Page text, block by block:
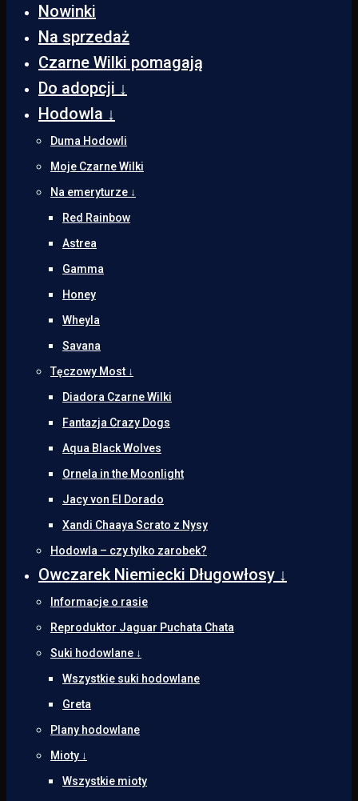
Nowinki
Na sprzedaż
Czarne Wilki pomagają
Do adopcji ↓
Hodowla ↓
Duma Hodowli
Moje Czarne Wilki
Na emeryturze ↓
Red Rainbow
Astrea
Gamma
Honey
Wheyla
Savana
Tęczowy Most ↓
Diadora Czarne Wilki
Fantazja Crazy Dogs
Aqua Black Wolves
Ornela in the Moonlight
Jacy von El Dorado
Xandi Chaaya Scrato z Nysy
Hodowla – czy tylko zarobek?
Owczarek Niemiecki Długowłosy ↓
Informacje o rasie
Reproduktor Jaguar Puchata Chata
Suki hodowlane ↓
Wszystkie suki hodowlane
Greta
Plany hodowlane
Mioty ↓
Wszystkie mioty